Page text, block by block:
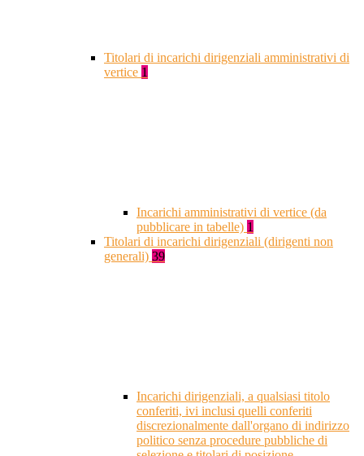
Titolari di incarichi dirigenziali amministrativi di
vertice 1
Incarichi amministrativi di vertice (da
pubblicare in tabelle) 1
Titolari di incarichi dirigenziali (dirigenti non
generali) 39
Incarichi dirigenziali, a qualsiasi titolo
conferiti, ivi inclusi quelli conferiti
discrezionalmente dall'organo di indirizzo
politico senza procedure pubbliche di